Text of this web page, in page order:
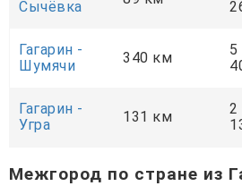
Сычёвка
Гагарин -
Шумячи
340 км
5
Гагарин -
Угра
131 км
2
Межгород по стране из